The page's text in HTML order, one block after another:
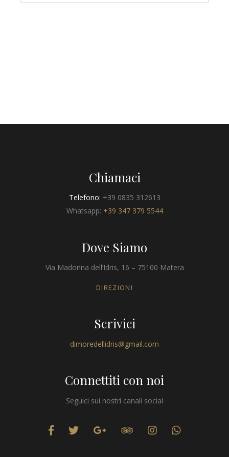
Chiamaci
Telefono: +39 0835 312613
Whatsapp: +39 347 379 5544
Dove Siamo
Via Madonna dell’Idris, 16 – 75100 Matera
DIREZIONI
Scrivici
dimoredellidris@gmail.com
Connettiti con noi
Seguici sui nostri canali social